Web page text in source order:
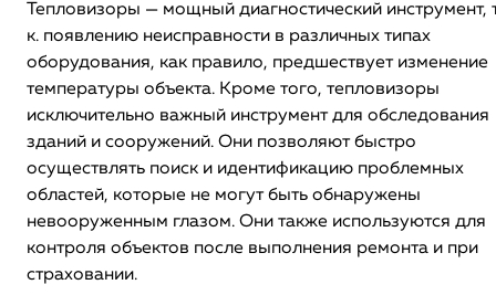
Тепловизоры — мощный диагностический инструмент,
к. появлению неисправности в различных типах
оборудования, как правило, предшествует изменение
температуры объекта. Кроме того, тепловизоры
исключительно важный инструмент для обследования
зданий и сооружений. Они позволяют быстро
осуществлять поиск и идентификацию проблемных
областей, которые не могут быть обнаружены
невооруженным глазом. Они также используются для
контроля объектов после выполнения ремонта и при
страховании.